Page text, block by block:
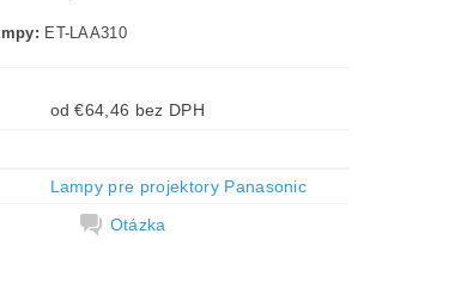
ET-LAA310
od €64,46 bez DPH
Lampy pre projektory Panasonic
Otázka